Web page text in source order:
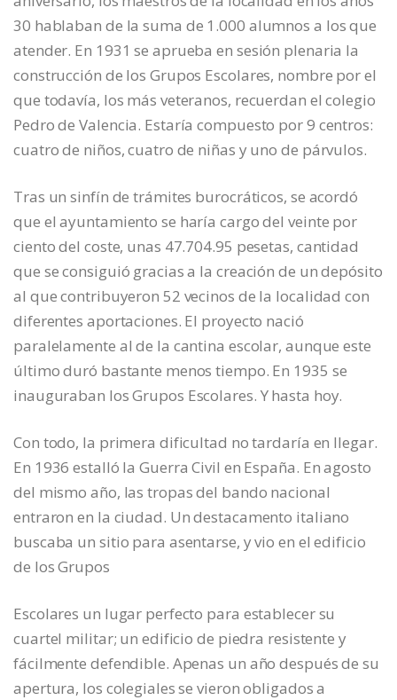
30 hablaban de la suma de 1.000 alumnos a los que
atender. En 1931 se aprueba en sesión plenaria la
construcción de los Grupos Escolares, nombre por el
que todavía, los más veteranos, recuerdan el colegio
Pedro de Valencia. Estaría compuesto por 9 centros:
cuatro de niños, cuatro de niñas y uno de párvulos.
Tras un sinfín de trámites burocráticos, se acordó
que el ayuntamiento se haría cargo del veinte por
ciento del coste, unas 47.704.95 pesetas, cantidad
que se consiguió gracias a la creación de un depósito
al que contribuyeron 52 vecinos de la localidad con
diferentes aportaciones. El proyecto nació
paralelamente al de la cantina escolar, aunque este
último duró bastante menos tiempo. En 1935 se
inauguraban los Grupos Escolares. Y hasta hoy.
Con todo, la primera dificultad no tardaría en llegar.
En 1936 estalló la Guerra Civil en España. En agosto
del mismo año, las tropas del bando nacional
entraron en la ciudad. Un destacamento italiano
buscaba un sitio para asentarse, y vio en el edificio
de los Grupos
Escolares un lugar perfecto para establecer su
cuartel militar; un edificio de piedra resistente y
fácilmente defendible. Apenas un año después de su
apertura, los colegiales se vieron obligados a